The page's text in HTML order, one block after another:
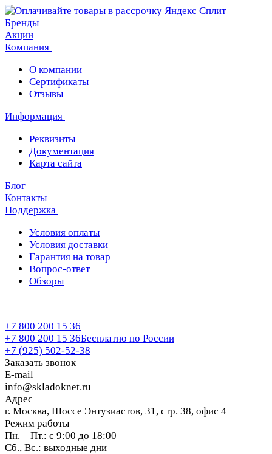
Бренды
Акции
Компания
О компании
Сертификаты
Отзывы
Информация
Реквизиты
Документация
Карта сайта
Блог
Контакты
Поддержка
Условия оплаты
Условия доставки
Гарантия на товар
Вопрос-ответ
Обзоры
+7 800 200 15 36
+7 800 200 15 36Бесплатно по России
+7 (925) 502-52-38
Заказать звонок
E-mail
info@skladoknet.ru
Адрес
г. Москва, Шоссе Энтузиастов, 31, стр. 38, офис 4
Режим работы
Пн. – Пт.: с 9:00 до 18:00
Сб., Вс.: выходные дни